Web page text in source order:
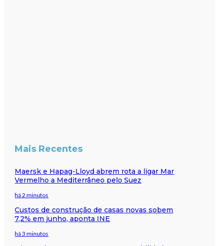
Mais Recentes
Maersk e Hapag-Lloyd abrem rota a ligar Mar
Vermelho a Mediterrâneo pelo Suez
há 2 minutos
Custos de construção de casas novas sobem
7,2% em junho, aponta INE
há 3 minutos